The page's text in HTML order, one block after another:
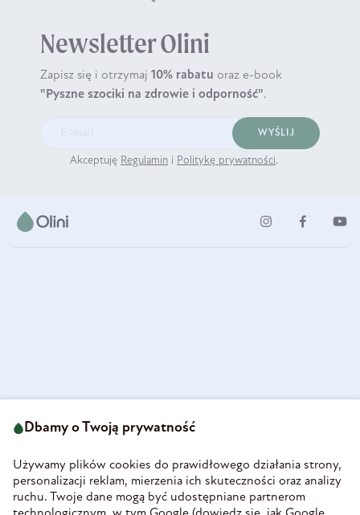
Newsletter Olini
Zapisz się i otrzymaj 10% rabatu oraz e-book
"Pyszne szociki na zdrowie i odporność".
WYŚLIJ
Akceptuję Regulamin i Politykę prywatności.
58-160 Świebodzice
REGON 890213034
INFORMACJE
Dbamy o Twoją prywatność
Używamy plików cookies do prawidłowego działania strony,
personalizacji reklam, mierzenia ich skuteczności oraz analizy
ruchu. Twoje dane mogą być udostępniane partnerom